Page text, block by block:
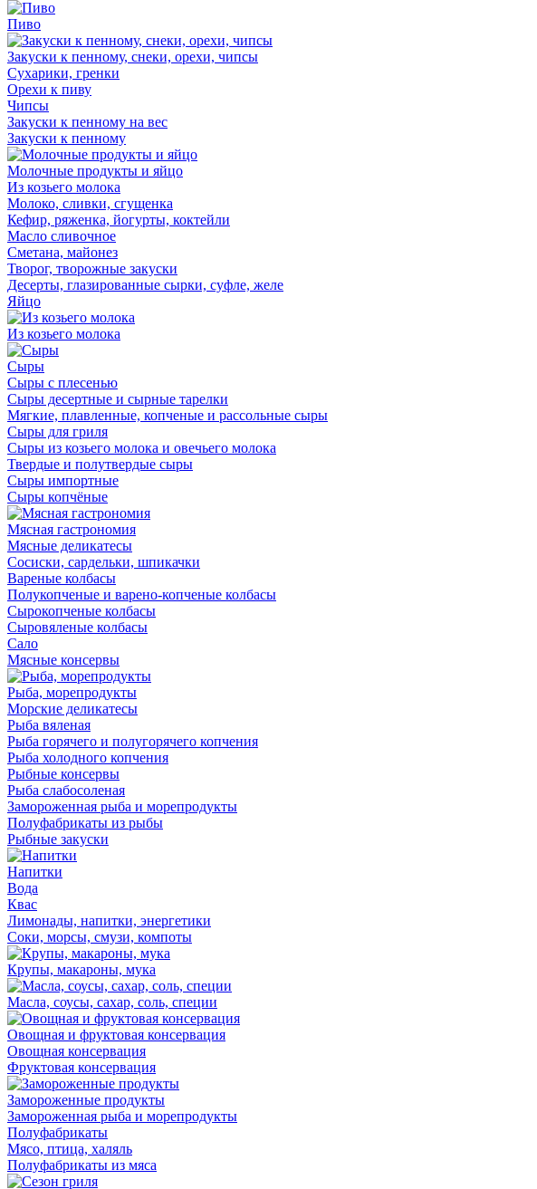
Пиво
Закуски к пенному, снеки, орехи, чипсы
Сухарики, гренки
Орехи к пиву
Чипсы
Закуски к пенному на вес
Закуски к пенному
Молочные продукты и яйцо
Из козьего молока
Молоко, сливки, сгущенка
Кефир, ряженка, йогурты, коктейли
Масло сливочное
Сметана, майонез
Творог, творожные закуски
Десерты, глазированные сырки, суфле, желе
Яйцо
Из козьего молока
Сыры
Сыры с плесенью
Сыры десертные и сырные тарелки
Мягкие, плавленные, копченые и рассольные сыры
Сыры для гриля
Сыры из козьего молока и овечьего молока
Твердые и полутвердые сыры
Сыры импортные
Сыры копчёные
Мясная гастрономия
Мясные деликатесы
Сосиски, сардельки, шпикачки
Вареные колбасы
Полукопченые и варено-копченые колбасы
Сырокопченые колбасы
Сыровяленые колбасы
Сало
Мясные консервы
Рыба, морепродукты
Морские деликатесы
Рыба вяленая
Рыба горячего и полугорячего копчения
Рыба холодного копчения
Рыбные консервы
Рыба слабосоленая
Замороженная рыба и морепродукты
Полуфабрикаты из рыбы
Рыбные закуски
Напитки
Вода
Квас
Лимонады, напитки, энергетики
Соки, морсы, смузи, компоты
Крупы, макароны, мука
Масла, соусы, сахар, соль, специи
Овощная и фруктовая консервация
Овощная консервация
Фруктовая консервация
Замороженные продукты
Замороженная рыба и морепродукты
Полуфабрикаты
Мясо, птица, халяль
Полуфабрикаты из мяса